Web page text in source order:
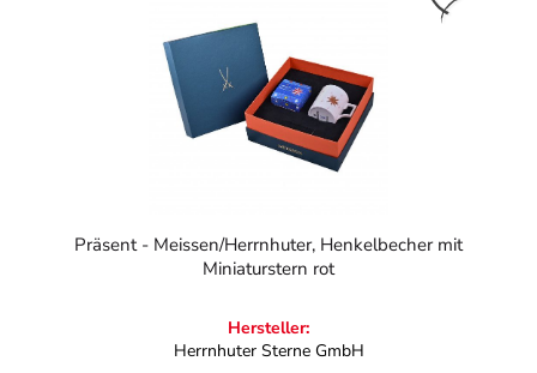
Präsent - Meissen/Herrnhuter, Henkelbecher mit
Miniaturstern rot
Hersteller:
Herrnhuter Sterne GmbH